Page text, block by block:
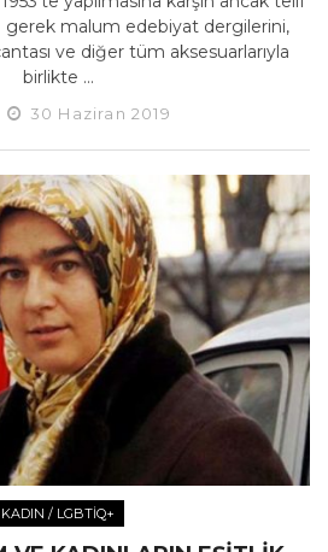
gerek malum edebiyat dergilerini,
ve diğer tüm aksesuarlarıyla
birlikte ...
30 Haziran 2019
KADIN / LGBTİQ+